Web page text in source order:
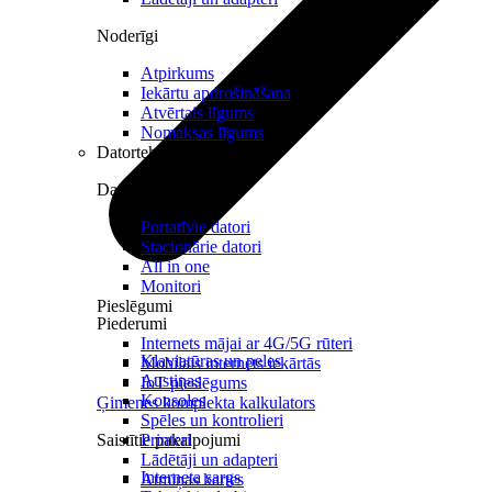
Pieslēgumi
Internets mājai ar 4G/5G rūteri
Mobilais internets iekārtās
IoT pieslēgums
Ģimenes komplekta kalkulators
Saistītie pakalpojumi
Interneta sargs
Noderīgi
Atpirkums
Iekārtu apdrošināšana
Atvērtais līgums
Nomaksas līgums
Datortehnika
Datori un Monitori
Portatīvie datori
Stacionārie datori
All in one
Monitori
Piederumi
Klaviatūras un peles
Austiņas
Konsoles
Spēles un kontrolieri
Printeri
Lādētāji un adapteri
Atmiņas kartes